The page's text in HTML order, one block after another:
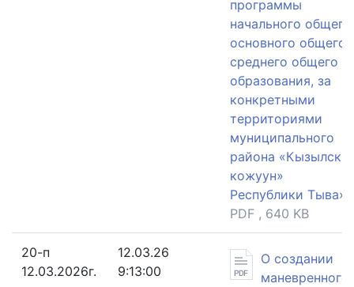
программы
начального общего,
основного общего
среднего общего
образования, за
конкретными
территориями
муниципального
района
кожуун»
Республики Тыва»,
PDF , 640 KB
20-п
12.03.2026г.
12.03.26
9:13:00
О создании
маневренного